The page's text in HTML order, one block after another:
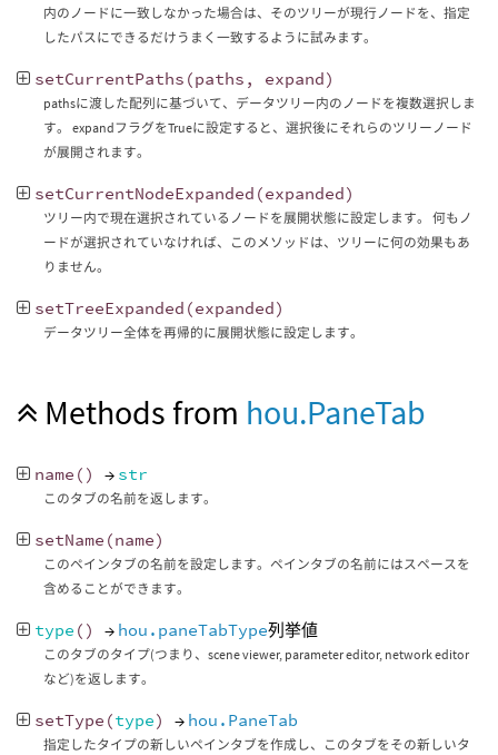
内のノードに一致しなかった場合は、そのツリーが現行ノードを、指定
したパスにできるだけうまく一致するように試みます。
setCurrentPaths (paths , expand)
pathsに渡した配列に基づいて、データツリー内のノードを複数選択しま
す。 expandフラグをTrueに設定すると、選択後にそれらのツリーノード
が展開されます。
setCurrentNodeExpanded (expanded)
ツリー内で現在選択されているノードを展開状態に設定します。 何もノ
ードが選択されていなければ、このメソッドは、ツリーに何の効果もあ
りません。
setTreeExpanded (expanded)
データツリー全体を再帰的に展開状態に設定します。
Methods from hou.PaneTab
name () → str
このタブの名前を返します。
setName (name)
このペインタブの名前を設定します。ペインタブの名前にはスペースを
含めることができます。
type () → hou.paneTabType列挙値
このタブのタイプ(つまり、scene viewer, parameter editor, network editor
など)を返します。
setType (type) → hou.PaneTab
指定したタイプの新しいペインタブを作成し、このタブをその新しいタ